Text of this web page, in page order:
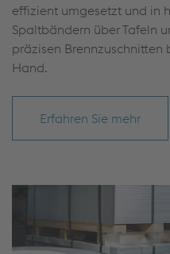
effizient umgesetzt und in
Spaltbändern über Tafeln
präzisen Brennzuschnitten
Hand.
Erfahren Sie mehr